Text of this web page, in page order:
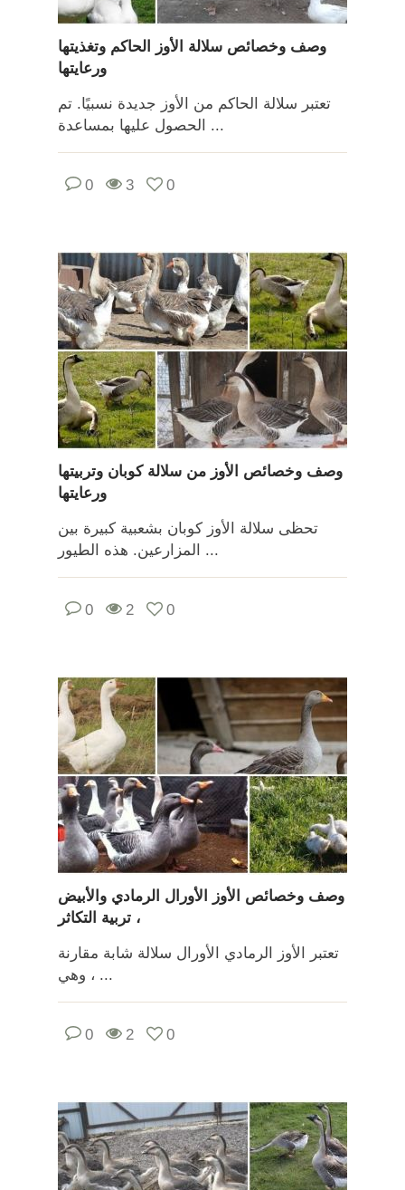
وصف وخصائص سلالة الأوز الحاكم وتغذيتها
ورعايتها
تعتبر سلالة الحاكم من الأوز جديدة نسبيًا. تم
الحصول عليها بمساعدة ...
0 3 0
وصف وخصائص الأوز من سلالة كوبان وتربيتها
ورعايتها
تحظى سلالة الأوز كوبان بشعبية كبيرة بين
المزارعين. هذه الطيور ...
0 2 0
وصف وخصائص الأوز الأورال الرمادي والأبيض
، تربية التكاثر
تعتبر الأوز الرمادي الأورال سلالة شابة مقارنة
، وهي ...
0 2 0